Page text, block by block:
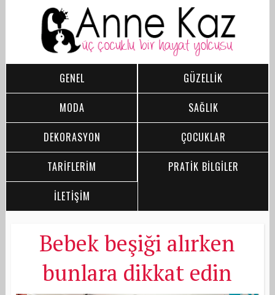
GENEL
GÜZELLİK
MODA
SAĞLIK
DEKORASYON
ÇOCUKLAR
TARİFLERİM
PRATİK BİLGİLER
İLETİŞİM
Bebek beşiği alırken
bunlara dikkat edin